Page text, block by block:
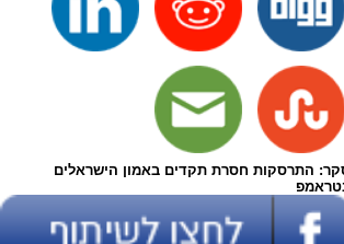
התרסקות חסרת תקדים באמון הישראלים